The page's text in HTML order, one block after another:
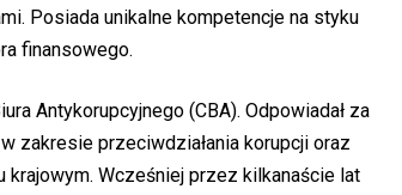
Posiada unikalne kompetencje na styku
finansowego.
Antykorupcyjnego (CBA). Odpowiadał za
zakresie przeciwdziałania korupcji oraz
Wcześniej przez kilkanaście lat